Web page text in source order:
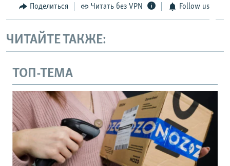
Поделиться Читать без VPN Follow us
ЧИТАЙТЕ ТАКЖЕ:
ТОП-ТЕМА